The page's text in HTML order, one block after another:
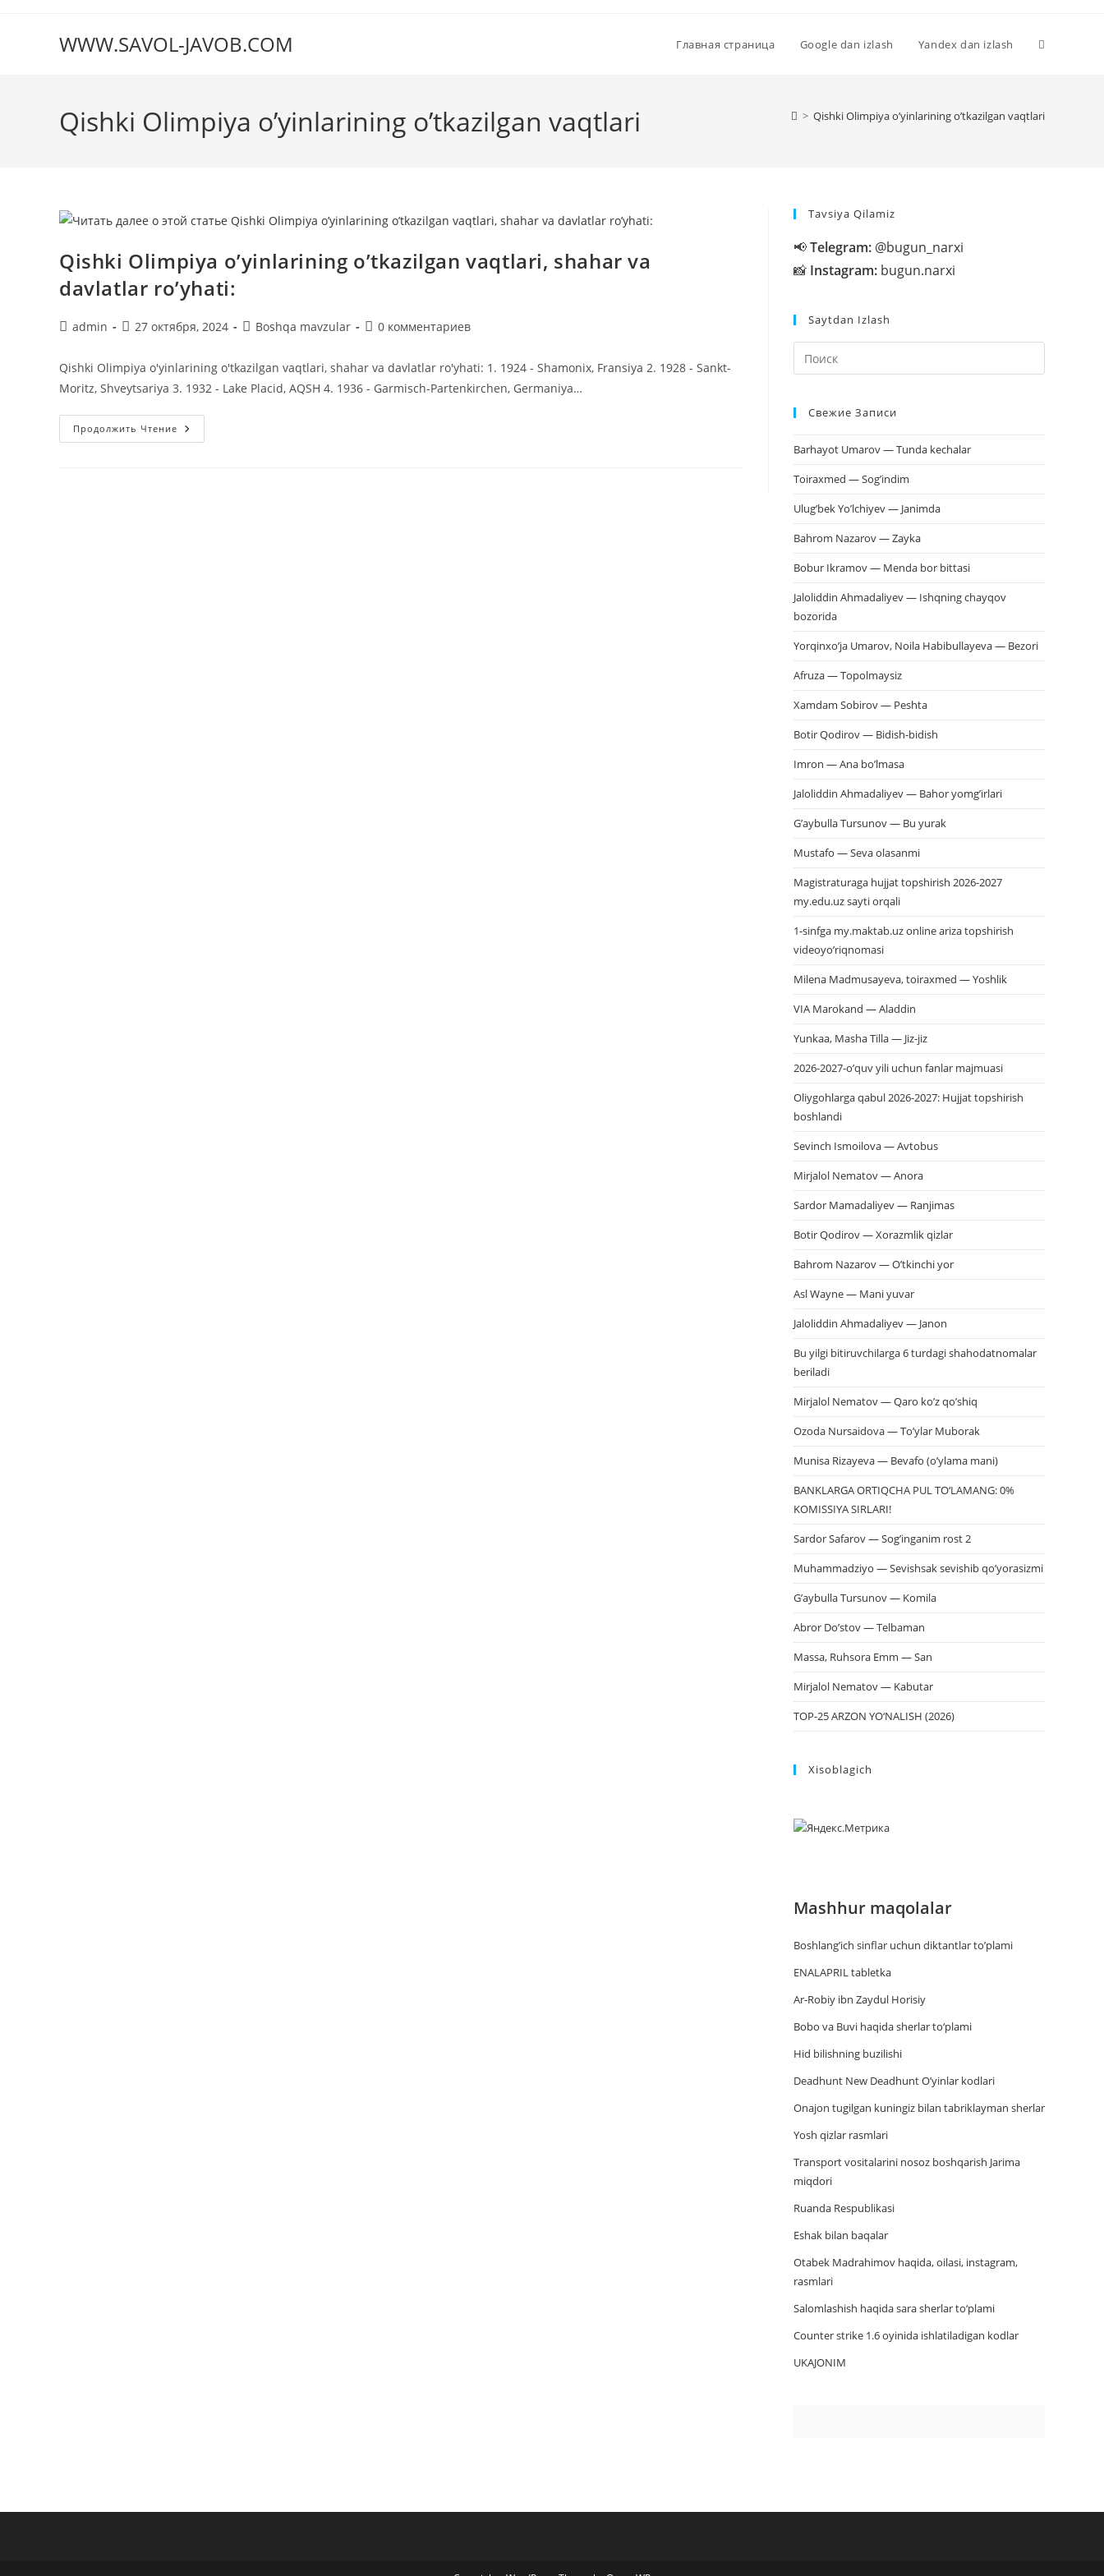
содержимомуWWW.SAVOL-JAVOB.COM Главная страница Google dan izlash Yandex dan izlash
Qishki Olimpiya o’yinlarining o’tkazilgan vaqtlari > Qishki Olimpiya o’yinlarining o’tkazilgan vaqtlari
Qishki Olimpiya o’yinlarining o’tkazilgan vaqtlari, shahar va
davlatlar ro’yhati:
Автор
admin
Запись
27 октября, 2024
Рубрика
Boshqa mavzular
Комментарии
записи:
0 комментариев
Qishki Olimpiya o'yinlarining o'tkazilgan vaqtlari, shahar va davlatlar ro'yhati: 1. 1924 - Shamonix, Fransiya 2. 1928 - Sankt-
Moritz, Shveytsariya 3. 1932 - Lake Placid, AQSH 4. 1936 - Garmisch-Partenkirchen, Germaniya…
Продолжить Чтение Qishki
Olimpiya
Tavsiya Qilamiz
📢Telegram: @bugun_narxi
📸 Instagram: bugun.narxi
Saytdan Izlash
клавишу
Свежие Записи
Barhayot Umarov — Tunda kechalar
Toiraxmed — Sog’indim
Ulug’bek Yo’lchiyev — Janimda
Bahrom Nazarov — Zayka
Bobur Ikramov — Menda bor bittasi
Jaloliddin Ahmadaliyev — Ishqning chayqov
bozorida
Yorqinxo’ja Umarov, Noila Habibullayeva — Bezori
Afruza — Topolmaysiz
Xamdam Sobirov — Peshta
Botir Qodirov — Bidish-bidish
Imron — Ana bo’lmasa
Jaloliddin Ahmadaliyev — Bahor yomg’irlari
G’aybulla Tursunov — Bu yurak
Mustafo — Seva olasanmi
Magistraturaga hujjat topshirish 2026-2027
my.edu.uz sayti orqali
1-sinfga my.maktab.uz online ariza topshirish
videoyo’riqnomasi
Milena Madmusayeva, toiraxmed — Yoshlik
VIA Marokand — Aladdin
Yunkaa, Masha Tilla — Jiz-jiz
2026-2027-o’quv yili uchun fanlar majmuasi
Oliygohlarga qabul 2026-2027: Hujjat topshirish
boshlandi
Sevinch Ismoilova — Avtobus
Mirjalol Nematov — Anora
Sardor Mamadaliyev — Ranjimas
Botir Qodirov — Xorazmlik qizlar
Bahrom Nazarov — O’tkinchi yor
Asl Wayne — Mani yuvar
Jaloliddin Ahmadaliyev — Janon
Bu yilgi bitiruvchilarga 6 turdagi shahodatnomalar
beriladi
Mirjalol Nematov — Qaro ko’z qo’shiq
Ozoda Nursaidova — To’ylar Muborak
Munisa Rizayeva — Bevafo (o’ylama mani)
BANKLARGA ORTIQCHA PUL TO‘LAMANG: 0%
KOMISSIYA SIRLARI!
Sardor Safarov — Sog’inganim rost 2
Muhammadziyo — Sevishsak sevishib qo’yorasizmi
G’aybulla Tursunov — Komila
Abror Do’stov — Telbaman
Massa, Ruhsora Emm — San
Mirjalol Nematov — Kabutar
TOP-25 ARZON YO‘NALISH (2026)
Xisoblagich
Mashhur maqolalar
Boshlang’ich sinflar uchun diktantlar to’plami
ENALAPRIL tabletka
Ar-Robiy ibn Zaydul Horisiy
Bobo va Buvi haqida sherlar to‘plami
Hid bilishning buzilishi
Deadhunt New Deadhunt O’yinlar kodlari
Onajon tugilgan kuningiz bilan tabriklayman sherlar
Yosh qizlar rasmlari
Trаnsport vositаlаrini nosoz boshqаrish Jаrimа
miqdori
Ruanda Respublikasi
Eshak bilan baqalar
Otabek Madrahimov haqida, oilasi, instagram,
rasmlari
Salomlashish haqida sara sherlar to‘plami
Counter strike 1.6 oyinida ishlatiladigan kodlar
UKAJONIM